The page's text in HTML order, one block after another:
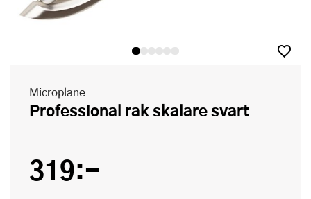
Microplane
Professional rak skalare svart
319:-